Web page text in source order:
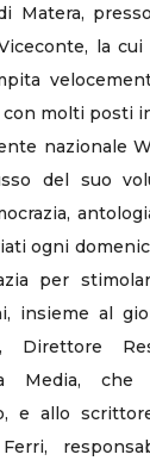
Matera,
la
con molti posti
nazionale
del suo
ogni
per
insieme al
Direttore
Media, che
e allo